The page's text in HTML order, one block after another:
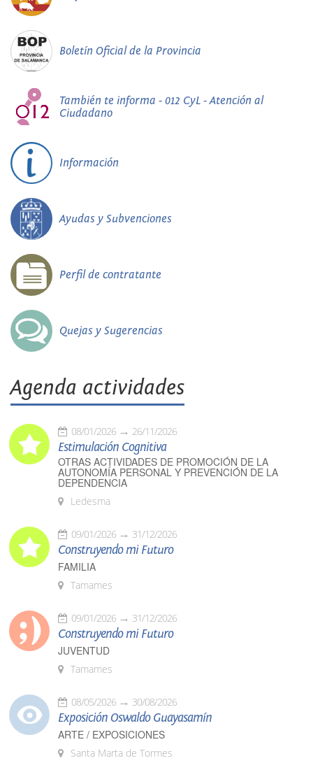
Boletín Oficial de la Provincia
También te informa - 012 CyL - Atención al
Ciudadano
Información
Ayudas y Subvenciones
Perfil de contratante
Quejas y Sugerencias
Agenda actividades
08/01/2026 26/11/2026
Estimulación Cognitiva
OTRAS ACTIVIDADES DE PROMOCIÓN DE LA
AUTONOMÍA PERSONAL Y PREVENCIÓN DE LA
DEPENDENCIA
Ledesma
09/01/2026 31/12/2026
Construyendo mi Futuro
FAMILIA
Tamames
09/01/2026 31/12/2026
Construyendo mi Futuro
JUVENTUD
Tamames
08/05/2026 30/08/2026
Exposición Oswaldo Guayasamín
ARTE / EXPOSICIONES
Santa Marta de Tormes